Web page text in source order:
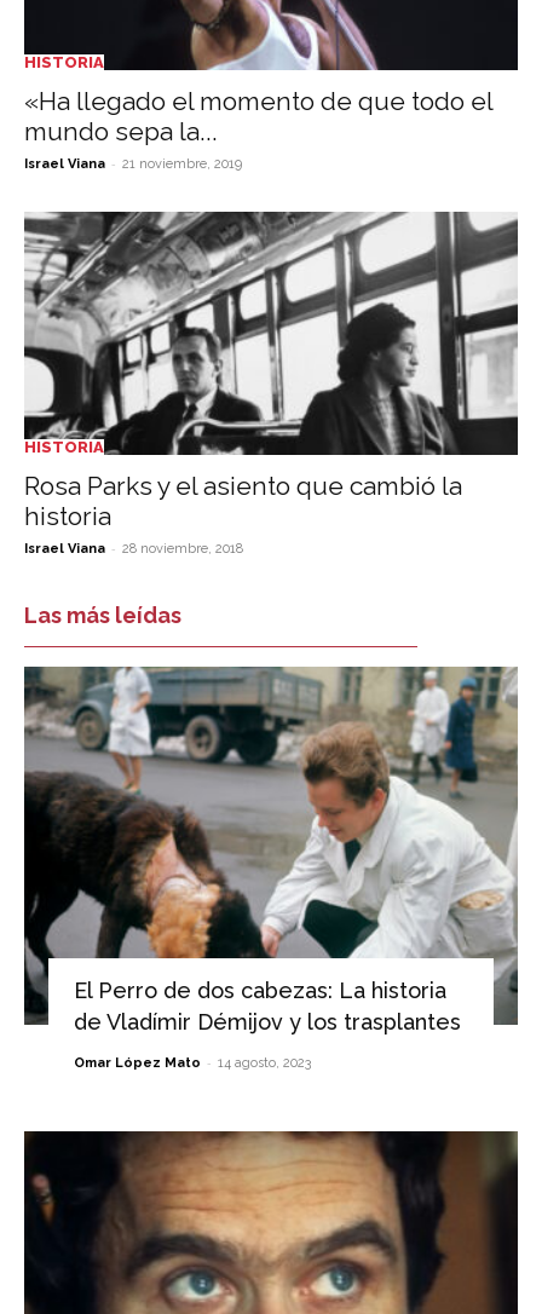
HISTORIA
«Ha llegado el momento de que todo el
mundo sepa la...
Israel Viana - 21 noviembre, 2019
HISTORIA
Rosa Parks y el asiento que cambió la
historia
Israel Viana - 28 noviembre, 2018
Las más leídas
El Perro de dos cabezas: La historia
de Vladímir Démijov y los trasplantes
Omar López Mato - 14 agosto, 2023